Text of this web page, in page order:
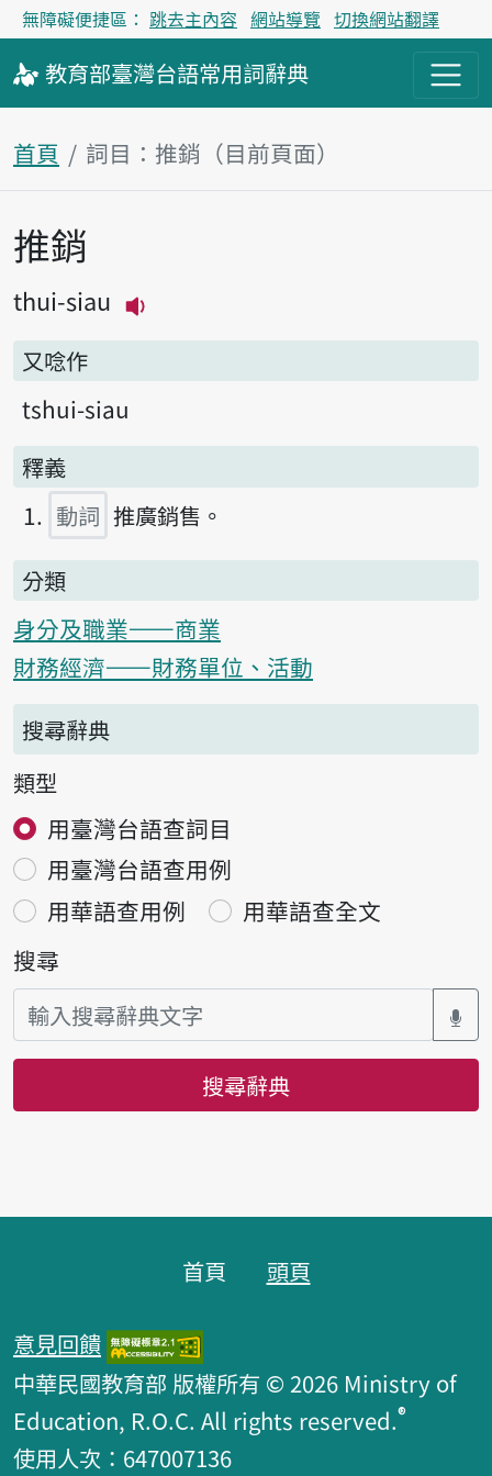
無障礙便捷區： 跳去主內容 網站導覽 切換網站翻譯
教育部臺灣台語常用詞辭典
首頁 詞目：推銷（目前頁面）
主內容區塊
推銷
thui-siau
又唸作
tshui-siau
釋義
動詞 推廣銷售。
分類
身分及職業——商業
財務經濟——財務單位、活動
搜尋辭典
類型
用臺灣台語查詞目
用臺灣台語查用例
用華語查用例
用華語查全文
搜尋
搜尋辭典
首頁 頭頁
意見回饋
中華民國教育部 版權所有 © 2026 Ministry of
Education, R.O.C. All rights reserved.®
使用人次：647007136